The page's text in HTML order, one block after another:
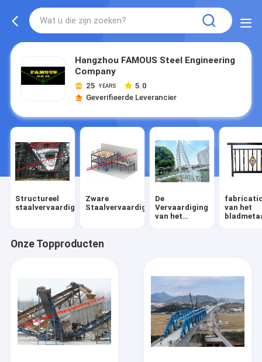
Hangzhou FAMOUS Steel Engineering
Company
25 YEARS
5.0
Geverifieerde Leverancier
Structureel
staalvervaardiging
Zware
Staalvervaardiging
De
Vervaardiging
van het
van het
Onze Topproducten